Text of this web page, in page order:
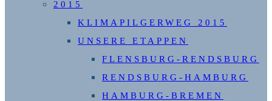
2015
KLIMAPILGERWEG 2015
UNSERE ETAPPEN
FLENSBURG-RENDSBURG
RENDSBURG-HAMBURG
HAMBURG-BREMEN